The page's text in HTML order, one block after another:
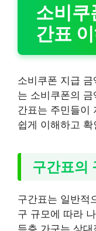
소비쿠
간표
소비쿠폰 지급
는 소비쿠폰의
간표는 주민들이
쉽게 이해하고
구간표의
구간표는 일반적
구 규모에 따라